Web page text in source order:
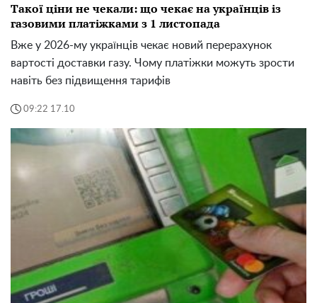
Такої ціни не чекали: що чекає на українців із
газовими платіжками з 1 листопада
Вже у 2026-му українців чекає новий перерахунок
вартості доставки газу. Чому платіжки можуть зрости
навіть без підвищення тарифів
09:22 17.10